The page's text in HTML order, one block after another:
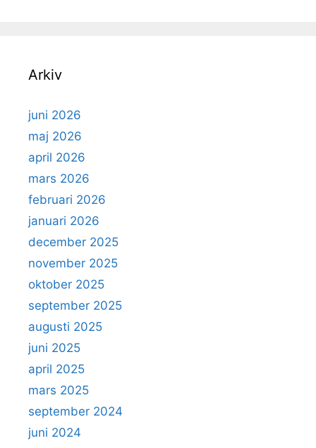
Arkiv
juni 2026
maj 2026
april 2026
mars 2026
februari 2026
januari 2026
december 2025
november 2025
oktober 2025
september 2025
augusti 2025
juni 2025
april 2025
mars 2025
september 2024
juni 2024